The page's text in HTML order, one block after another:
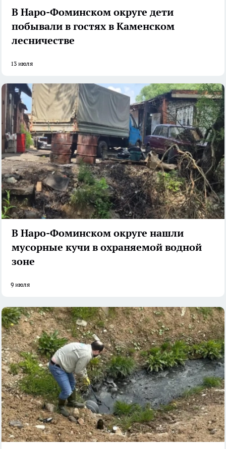
В Наро-Фоминском округе дети
побывали в гостях в Каменском
лесничестве
13 июля
В Наро-Фоминском округе нашли
мусорные кучи в охраняемой водной
зоне
9 июля